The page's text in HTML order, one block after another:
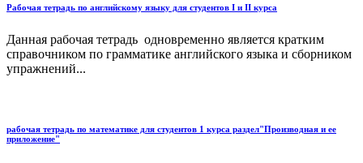
Рабочая тетрадь по английскому языку для студентов I и II курса
Данная рабочая тетрадь одновременно является кратким
справочником по грамматике английского языка и сборником
упражнений...
рабочая тетрадь по математике для студентов 1 курса раздел"Производная и ее
приложение"